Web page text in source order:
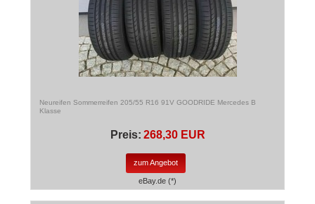
Neureifen Sommerreifen 205/55 R16 91V GOODRIDE Mercedes B
Klasse
Preis: 268,30 EUR
zum Angebot
eBay.de (*)